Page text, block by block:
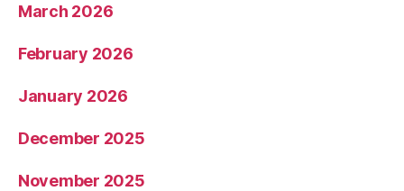
March 2026
February 2026
January 2026
December 2025
November 2025